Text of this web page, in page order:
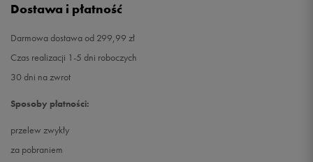
Dostawa i płatność
Darmowa dostawa od 299,99 zł
Czas realizacji 1-5 dni roboczych
30 dni na zwrot
Sposoby płatności:
przelew zwykły
za pobraniem